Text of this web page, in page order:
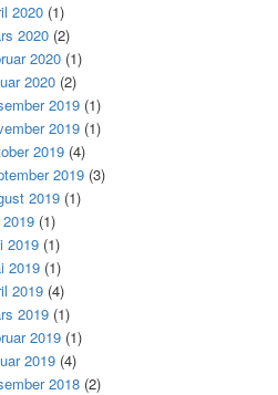
2020 (1)
2020 (2)
2020 (1)
2020 (2)
2019 (1)
2019 (1)
2019 (4)
2019 (3)
2019 (1)
(1)
2019 (1)
2019 (1)
2019 (4)
2019 (1)
2019 (1)
2019 (4)
2018 (2)